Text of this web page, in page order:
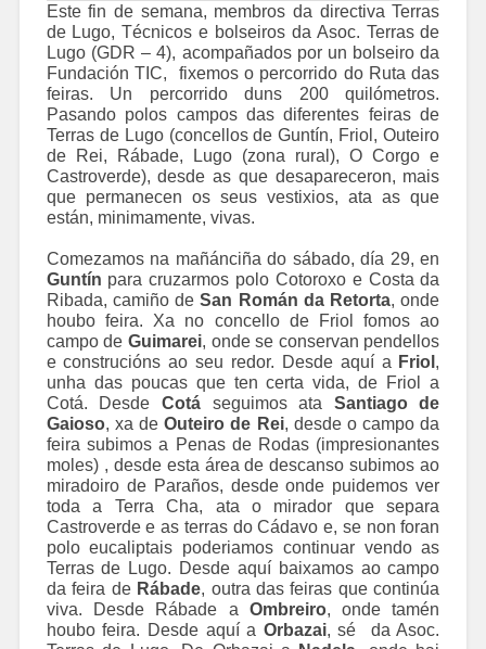
Este fin de semana, membros da directiva Terras
de Lugo, Técnicos e bolseiros da Asoc. Terras de
Lugo (GDR – 4), acompañados por un bolseiro da
Fundación TIC, fixemos o percorrido do Ruta das
feiras. Un percorrido duns 200 quilómetros.
Pasando polos campos das diferentes feiras de
Terras de Lugo (concellos de Guntín, Friol, Outeiro
de Rei, Rábade, Lugo (zona rural), O Corgo e
Castroverde), desde as que desapareceron, mais
que permanecen os seus vestixios, ata as que
están, minimamente, vivas.
Comezamos na mañánciña do sábado, día 29, en
Guntín para cruzarmos polo Cotoroxo e Costa da
Ribada, camiño deSan Román da Retorta, onde
houbo feira. Xa no concello de Friol fomos ao
campo de Guimarei, onde se conservan pendellos
e construcións ao seu redor. Desde aquí a Friol ,
unha das poucas que ten certa vida, de Friol a
Cotá. Desde Cotáseguimos ata Santiago de
Gaioso, xa deOuteiro de Rei, desde o campo da
feira subimos a Penas de Rodas (impresionantes
moles) , desde esta área de descanso subimos ao
miradoiro de Paraños, desde onde puidemos ver
toda a Terra Cha, ata o mirador que separa
Castroverde e as terras do Cádavo e, se non foran
polo eucaliptais poderiamos continuar vendo as
Terras de Lugo. Desde aquí baixamos ao campo
da feira de Rábade, outra das feiras que continúa
viva. Desde Rábade a Ombreiro, onde tamén
houbo feira. Desde aquí a Orbazai, sé da Asoc.